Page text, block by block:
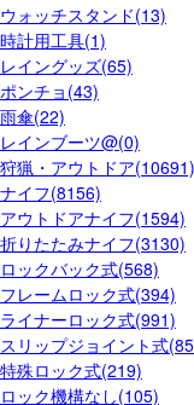
ウォッチスタンド(13)
時計用工具(1)
レイングッズ(65)
ポンチョ(43)
雨傘(22)
レインブーツ@(0)
狩猟・アウトドア(10691)
ナイフ(8156)
アウトドアナイフ(1594)
折りたたみナイフ(3130)
ロックバック式(568)
フレームロック式(394)
ライナーロック式(991)
スリップジョイント式
特殊ロック式(219)
ロック機構なし(105)